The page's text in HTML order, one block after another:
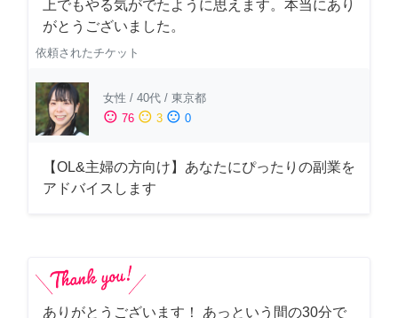
上でもやる気がでたように思えます。本当にあり
がとうございました。
依頼されたチケット
女性 / 40代 / 東京都
sentiment_satisfied 76 sentiment_neutral 3 sentiment_dissatisfied 0
【OL&主婦の方向け】あなたにぴったりの副業を
アドバイスします
ありがとうございます！ あっという間の30分で